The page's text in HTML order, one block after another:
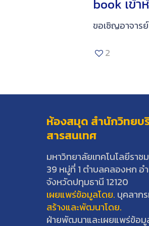
book เข้
ขอเชิญอาจาร
2
ห้องสมุด สำนักวิทยบ
สารสนเทศ
มหาวิทยาลัยเทคโนโลยีรา
39 หมู่ที่ 1 ตำบลคลองหก อ
จังหวัดปทุมธานี 12120
เผยแพร่ข้อมูลโดย. บุคลาก
สร้างและพัฒนาโดย.
ฝ่ายพัฒนาและเผยแพร่ข้อมู